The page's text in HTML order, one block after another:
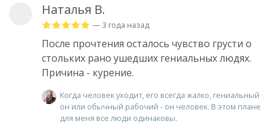
Наталья В.
— 3 года назад
После прочтения осталось чувство грусти о
стольких рано ушедших гениальных людях.
Причина - курение.
Когда человек уходит, его всегда жалко, гениальный
он или обычный рабочий - он человек. В этом плане
для меня все люди одинаковы.